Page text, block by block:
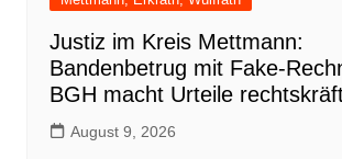
Justiz im Kreis Mettmann:
Bandenbetrug mit Fake-
BGH macht Urteile
August 9, 2026